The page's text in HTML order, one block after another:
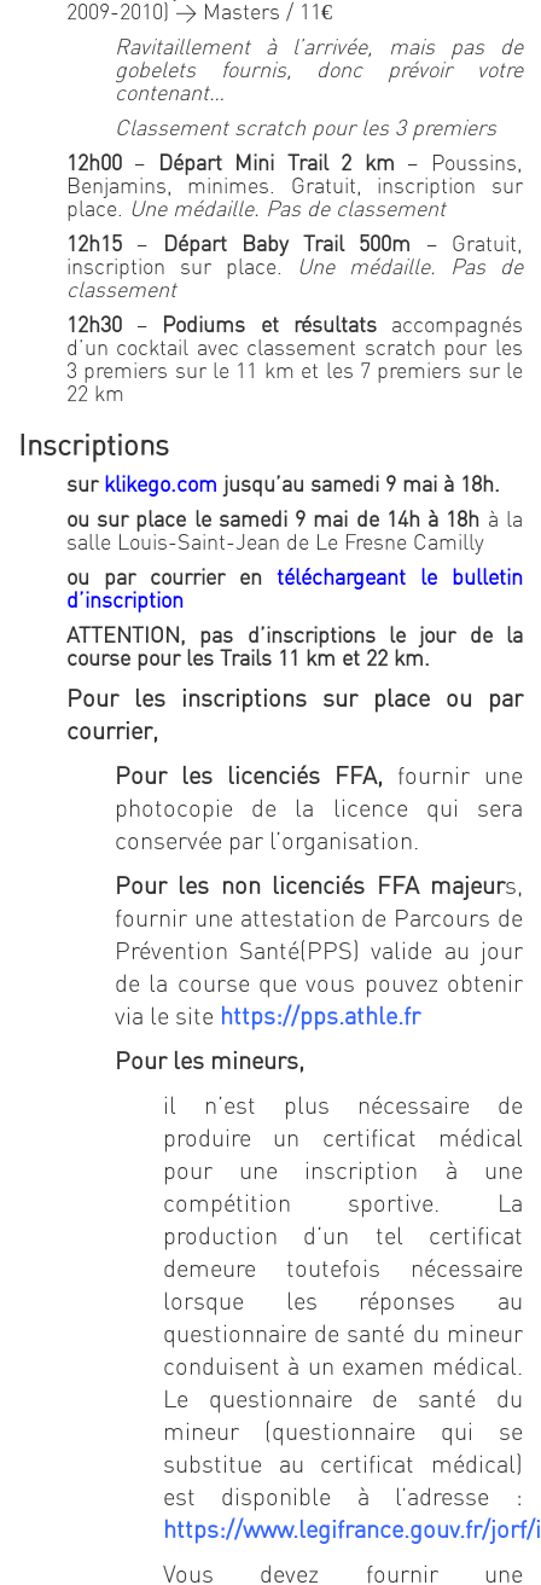
2009-2010) > Masters / 11€
Ravitaillement àl’arrivée,
mais pas de
gobelets fournis, donc prévoir votre
contenant…
Classement scratch pour les 3 premiers
12h00 – Départ Mini Trail 2 km – Poussins,
Benjamins, minimes. Gratuit, inscription sur
place. Une médaille. Pas de classement
12h15 – Départ Baby Trail 500m – Gratuit,
inscription sur place.
Une médaille. Pas de
classement
12h30 – Podiums et résultatsaccompagnés
d’un cocktail avec classement scratch pour les
3 premiers sur le 11 km et les 7 premiers sur le
22 km
Inscriptions
sur klikego.com jusqu’au samedi 9 mai à 18h.
ou sur place le samedi 9 mai de 14h à 18h à la
salle Louis-Saint-Jean de Le Fresne Camilly
ou par courrier en
téléchargeant le bulletin
d’inscription
ATTENTION, pas d’inscriptions le jour de la
course pour les Trails 11 km et 22 km.
Pour les inscriptions sur place ou par
courrier,
Pour les licenciés FFA, fournir une
photocopie de la licence qui sera
conservée par l’organisation.
Pour les non licenciés FFA majeurs,
fournir une attestation de Parcours de
Prévention Santé(PPS) valide au jour
de la course que vous pouvez obtenir
via le site https://pps.athle.fr
Pour les mineurs,
il n’est plus nécessaire de
produire un certificat médical
pour une inscription à une
compétition sportive. La
production d’un tel certificat
demeure toutefois nécessaire
lorsque les réponses au
questionnaire de santé du mineur
conduisent à un examen médical.
Le questionnaire de santé du
mineur (questionnaire qui se
substitue au certificat médical)
est disponible à l’adresse :
https://www.legifrance.gouv.fr/jorf/
Vous devez fournir une